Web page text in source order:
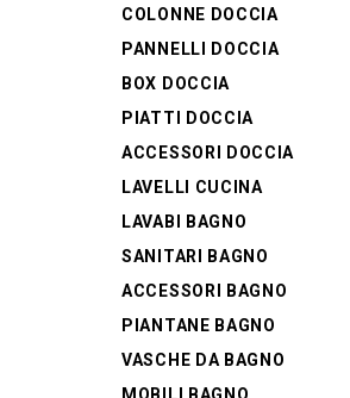
COLONNE DOCCIA
PANNELLI DOCCIA
BOX DOCCIA
PIATTI DOCCIA
ACCESSORI DOCCIA
LAVELLI CUCINA
LAVABI BAGNO
SANITARI BAGNO
ACCESSORI BAGNO
PIANTANE BAGNO
VASCHE DA BAGNO
MOBILI BAGNO